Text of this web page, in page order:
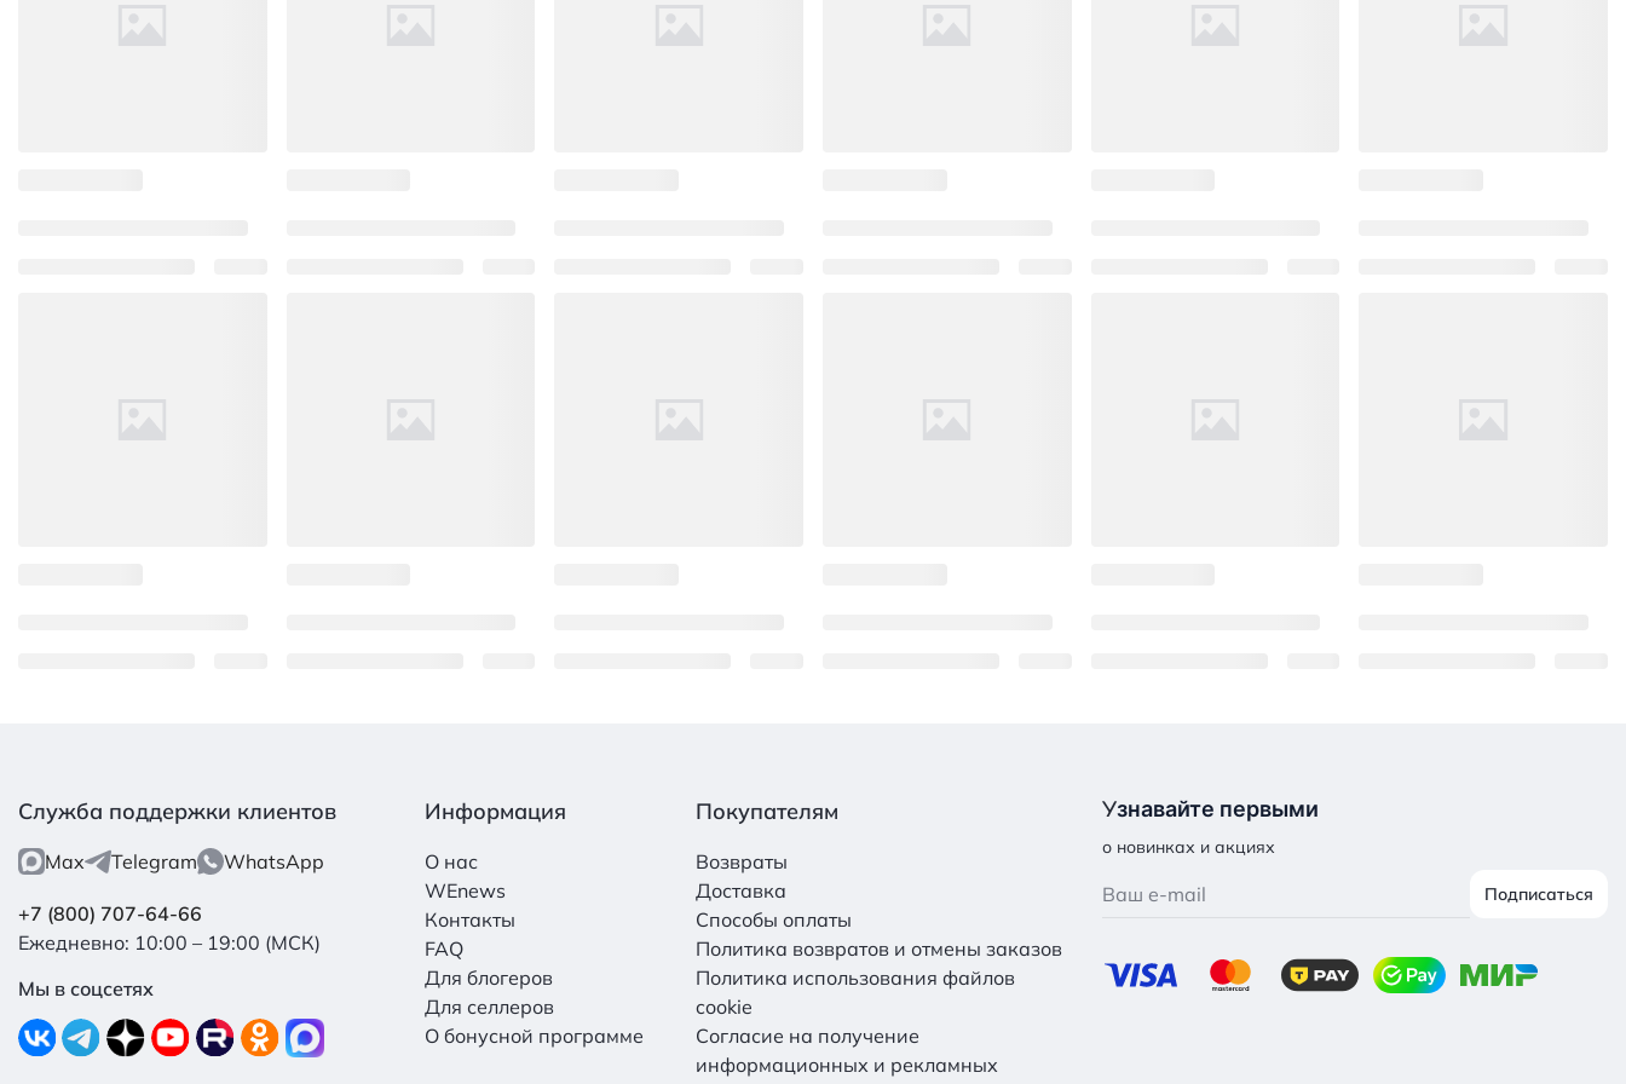
Служба поддержки клиентов
Max Telegram WhatsApp
+7 (800) 707-64-66
Ежедневно: 10:00 – 19:00 (МСК)
Мы в соцсетях
Информация
О нас
WEnews
Контакты
FAQ
Для блогеров
Для селлеров
О бонусной программе
Покупателям
Возвраты
Доставка
Способы оплаты
Политика возвратов и отмены заказов
Политика использования файлов
cookie
Согласие на получение
информационных и рекламных
Узнавайте первыми
о новинках и акциях
Подписаться